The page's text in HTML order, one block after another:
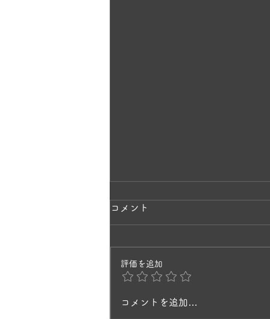
ラベンダーの香りに包まれて
✨
ずつ挿し木で増やして3年目。 と
てもキレイで、庭を歩いていると
風にそよいで、ラベンダーの香り
コメント
評価を追加
コメントを追加…